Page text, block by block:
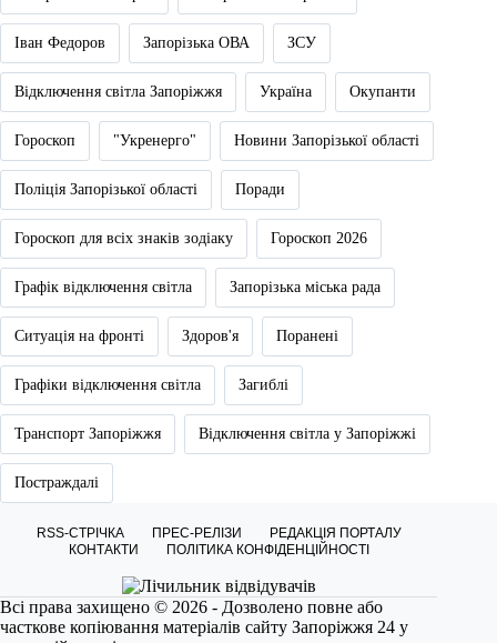
Іван Федоров Запорізька ОВА ЗСУ
Відключення світла Запоріжжя Україна Окупанти
Гороскоп "Укренерго" Новини Запорізької області
Поліція Запорізької області Поради
Гороскоп для всіх знаків зодіаку Гороскоп 2026
Графік відключення світла Запорізька міська рада
Ситуація на фронті Здоров'я Поранені
Графіки відключення світла Загиблі
Транспорт Запоріжжя Відключення світла у Запоріжжі
Постраждалі
RSS-СТРІЧКА ПРЕС-РЕЛІЗИ
РЕДАКЦІЯ ПОРТАЛУ
КОНТАКТИ
ПОЛІТИКА КОНФІДЕНЦІЙНОСТІ
Всі права захищено © 2026 - Дозволено повне або
часткове копіювання матеріалів сайту Запоріжжя 24 у